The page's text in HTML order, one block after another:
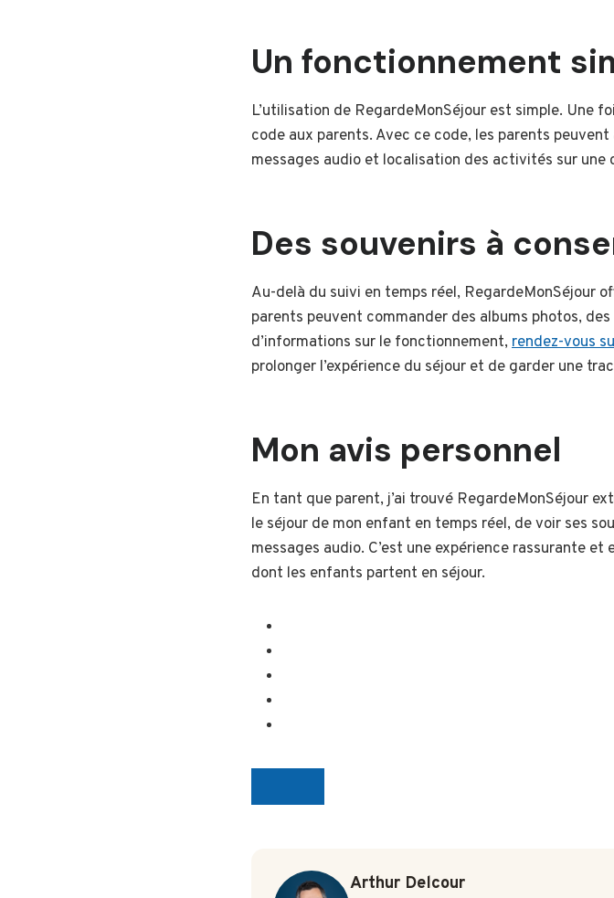
Un fonctionnement
L’utilisation de RegardeMonSéjour est simple. Une
code aux parents. Avec ce code, les parents
messages audio et localisation des activités sur une
Des souvenirs à
Au-delà du suivi en temps réel, RegardeMonSéjour
parents peuvent commander des albums photos,
d’informations sur le fonctionnement, rendez-vous
prolonger l’expérience du séjour et de garder une
Mon avis personnel
En tant que parent, j’ai trouvé RegardeMonSéjour
le séjour de mon enfant en temps réel, de voir ses
messages audio. C’est une expérience rassurante
dont les enfants partent en séjour.
Arthur Delcour